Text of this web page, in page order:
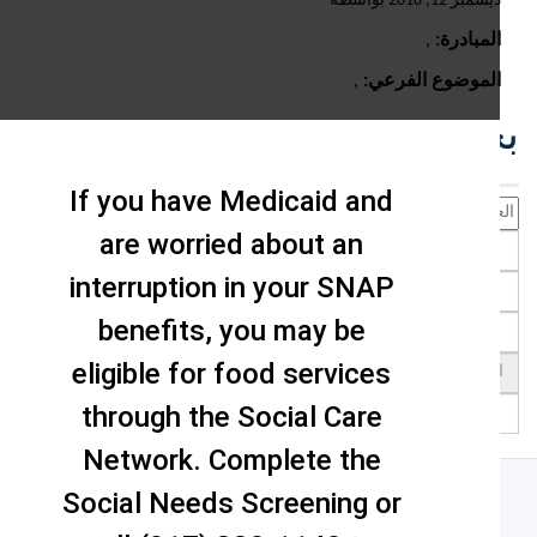
المبادرة:,
الموضوع الفرعي: ,
If you have Medicaid and
are worried about an
interruption in your SNAP
benefits, you may be
eligible for food services
through the Social Care
Network. Complete the
Social Needs Screening or